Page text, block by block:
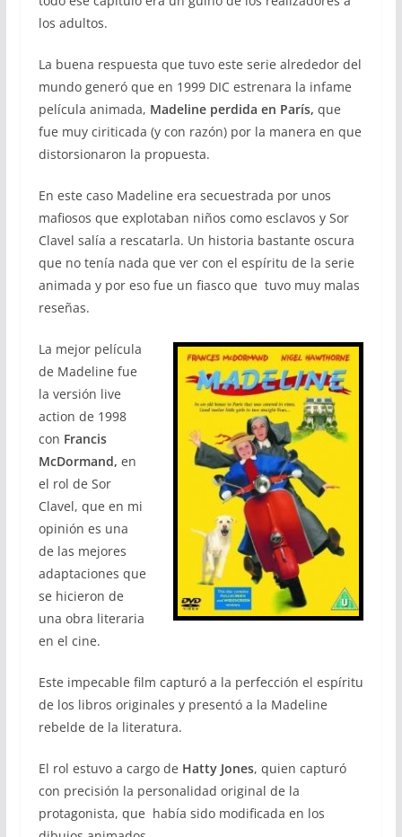
los adultos.
La buena respuesta que tuvo este serie alrededor del
mundo generó que en 1999 DIC estrenara la infame
película animada, Madeline perdida en París, que
fue muy ciriticada (y con razón) por la manera en que
distorsionaron la propuesta.
En este caso Madeline era secuestrada por unos
mafiosos que explotaban niños como esclavos y Sor
Clavel salía a rescatarla. Un historia bastante oscura
que no tenía nada que ver con el espíritu de la serie
animada y por eso fue un fiasco que tuvo muy malas
reseñas.
La mejor película
de Madeline fue
la versión live
action de 1998
con Francis
McDormand, en
el rol de Sor
Clavel, que en mi
opinión es una
de las mejores
adaptaciones que
se hicieron de
una obra literaria
en el cine.
Este impecable film capturó a la perfección el espíritu
de los libros originales y presentó a la Madeline
rebelde de la literatura.
El rol estuvo a cargo de Hatty Jones, quien capturó
con precisión la personalidad original de la
protagonista, que había sido modificada en los